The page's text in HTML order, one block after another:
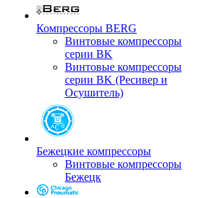
Компрессоры BERG
Винтовые компрессоры
серии BK
Винтовые компрессоры
серии BK (Ресивер и
Осушитель)
Бежецкие компрессоры
Винтовые компрессоры
Бежецк